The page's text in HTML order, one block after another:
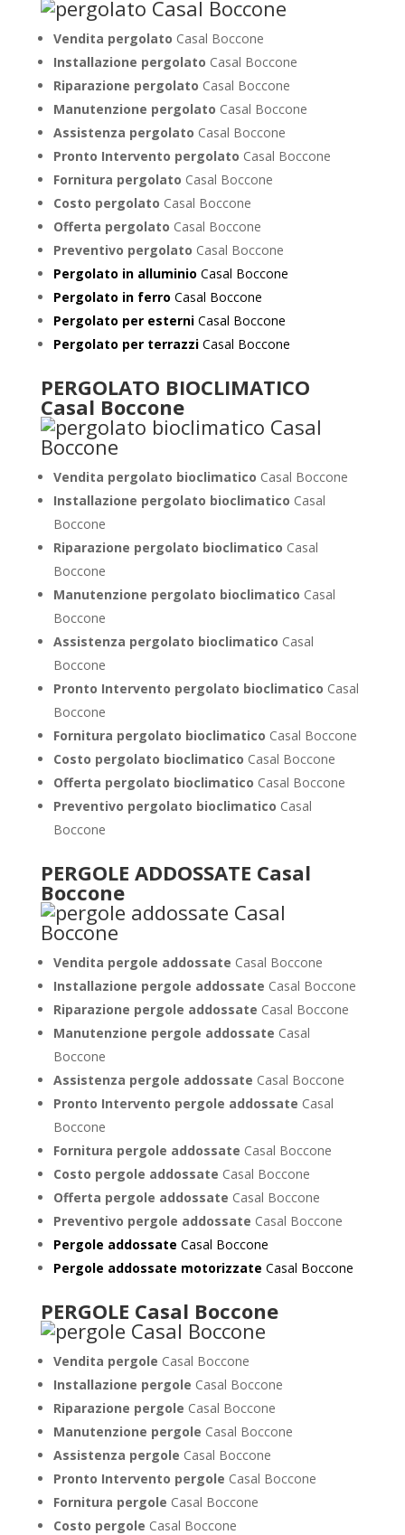
Vendita pergolato Casal Boccone
Installazione pergolato Casal Boccone
Riparazione pergolato Casal Boccone
Manutenzione pergolato Casal Boccone
Assistenza pergolato Casal Boccone
Pronto Intervento pergolato Casal Boccone
Fornitura pergolato Casal Boccone
Costo pergolato Casal Boccone
Offerta pergolato Casal Boccone
Preventivo pergolato Casal Boccone
Pergolato in alluminio Casal Boccone
Pergolato in ferro Casal Boccone
Pergolato per esterniCasal Boccone
Pergolato per terrazziCasal Boccone
PERGOLATO BIOCLIMATICO
Casal Boccone
Vendita pergolato bioclimatico Casal Boccone
Installazione pergolato bioclimatico Casal
Boccone
Riparazione pergolato bioclimatico Casal
Boccone
Manutenzione pergolato bioclimatico Casal
Boccone
Assistenza pergolato bioclimatico Casal
Boccone
Pronto Intervento pergolato bioclimatico Casal
Boccone
Fornitura pergolato bioclimatico Casal Boccone
Costo pergolato bioclimatico Casal Boccone
Offerta pergolato bioclimatico Casal Boccone
Preventivo pergolato bioclimatico Casal
Boccone
PERGOLE ADDOSSATE Casal
Boccone
Vendita pergole addossate Casal Boccone
Installazione pergole addossate Casal Boccone
Riparazione pergole addossate Casal Boccone
Manutenzione pergole addossate Casal
Boccone
Assistenza pergole addossate Casal Boccone
Pronto Intervento pergole addossate Casal
Boccone
Fornitura pergole addossate Casal Boccone
Costo pergole addossate Casal Boccone
Offerta pergole addossate Casal Boccone
Preventivo pergole addossate Casal Boccone
Pergole addossate Casal Boccone
Pergole addossate motorizzate Casal Boccone
PERGOLE Casal Boccone
Vendita pergole Casal Boccone
Installazione pergole Casal Boccone
Riparazione pergole Casal Boccone
Manutenzione pergole Casal Boccone
Assistenza pergole Casal Boccone
Pronto Intervento pergole Casal Boccone
Fornitura pergole Casal Boccone
Costo pergole Casal Boccone